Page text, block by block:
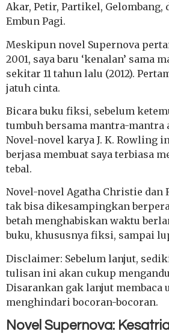
Akar, Petir, Partikel,
Embun Pagi.
Meskipun novel Supernova
2001, saya baru ‘kenalan’ sama
sekitar 11 tahun lalu (2012).
jatuh cinta.
Bicara buku fiksi, sebelum
tumbuh bersama mantra-mantra
Novel-novel karya J. K. Rowling
berjasa membuat saya terbiasa
tebal.
Novel-novel Agatha Christie dan
tak bisa dikesampingkan
betah menghabiskan waktu
buku, khususnya fiksi, sampai
Disclaimer: Sebelum lanjut,
tulisan ini akan cukup
Disarankan gak lanjut membaca
menghindari bocoran-bocoran.
Novel Supernova: